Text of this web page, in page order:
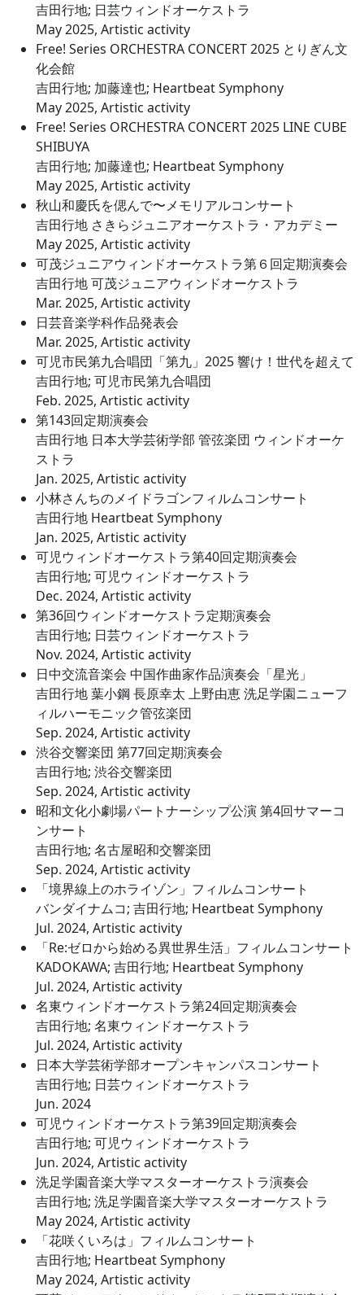
吉田行地; 日芸ウィンドオーケストラ
May 2025, Artistic activity
Free! Series ORCHESTRA CONCERT 2025 とりぎん文
化会館
吉田行地; 加藤達也; Heartbeat Symphony
May 2025, Artistic activity
Free! Series ORCHESTRA CONCERT 2025 LINE CUBE
SHIBUYA
吉田行地; 加藤達也; Heartbeat Symphony
May 2025, Artistic activity
秋山和慶氏を偲んで〜メモリアルコンサート
吉田行地 さきらジュニアオーケストラ・アカデミー
May 2025, Artistic activity
可茂ジュニアウィンドオーケストラ第６回定期演奏会
吉田行地 可茂ジュニアウィンドオーケストラ
Mar. 2025, Artistic activity
日芸音楽学科作品発表会
Mar. 2025, Artistic activity
可児市民第九合唱団「第九」2025 響け！世代を超えて
吉田行地; 可児市民第九合唱団
Feb. 2025, Artistic activity
第143回定期演奏会
吉田行地 日本大学芸術学部 管弦楽団 ウィンドオーケ
ストラ
Jan. 2025, Artistic activity
小林さんちのメイドラゴンフィルムコンサート
吉田行地 Heartbeat Symphony
Jan. 2025, Artistic activity
可児ウィンドオーケストラ第40回定期演奏会
吉田行地; 可児ウィンドオーケストラ
Dec. 2024, Artistic activity
第36回ウィンドオーケストラ定期演奏会
吉田行地; 日芸ウィンドオーケストラ
Nov. 2024, Artistic activity
日中交流音楽会 中国作曲家作品演奏会「星光」
吉田行地 葉小鋼 長原幸太 上野由恵 洗足学園ニューフ
ィルハーモニック管弦楽団
Sep. 2024, Artistic activity
渋谷交響楽団 第77回定期演奏会
吉田行地; 渋谷交響楽団
Sep. 2024, Artistic activity
昭和文化小劇場パートナーシップ公演 第4回サマーコ
ンサート
吉田行地; 名古屋昭和交響楽団
Sep. 2024, Artistic activity
「境界線上のホライゾン」フィルムコンサート
バンダイナムコ; 吉田行地; Heartbeat Symphony
Jul. 2024, Artistic activity
「Re:ゼロから始める異世界生活」フィルムコンサート
KADOKAWA; 吉田行地; Heartbeat Symphony
Jul. 2024, Artistic activity
名東ウィンドオーケストラ第24回定期演奏会
吉田行地; 名東ウィンドオーケストラ
Jul. 2024, Artistic activity
日本大学芸術学部オープンキャンパスコンサート
吉田行地; 日芸ウィンドオーケストラ
Jun. 2024
可児ウィンドオーケストラ第39回定期演奏会
吉田行地; 可児ウィンドオーケストラ
Jun. 2024, Artistic activity
洗足学園音楽大学マスターオーケストラ演奏会
吉田行地; 洗足学園音楽大学マスターオーケストラ
May 2024, Artistic activity
「花咲くいろは」フィルムコンサート
吉田行地; Heartbeat Symphony
May 2024, Artistic activity